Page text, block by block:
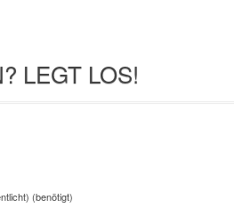
LEGT LOS!
(benötigt)